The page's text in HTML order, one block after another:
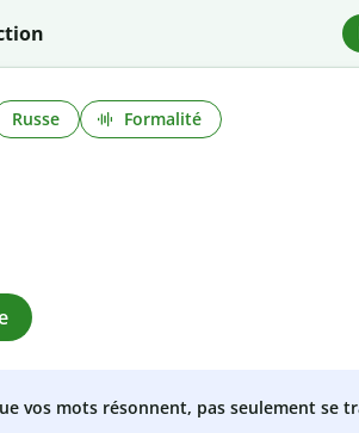
Russe Formalité
vos mots résonnent, pas seulement se